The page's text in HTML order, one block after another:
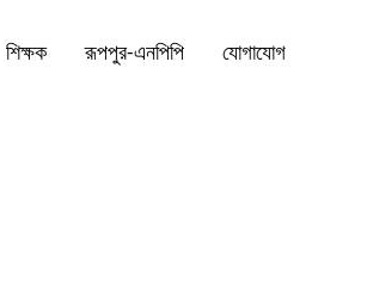
শিক্ষক রূপপুর-এনপিপি যোগাযোগ